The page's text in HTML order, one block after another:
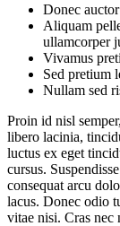
Donec
Aliquam
ullamcorper
Vivamus
Sed pretium
Nullam sed
Proin id nisl
libero lacinia,
luctus ex eget
cursus.
consequat arcu
lacus. Donec odio
vitae nisi. Cras nec